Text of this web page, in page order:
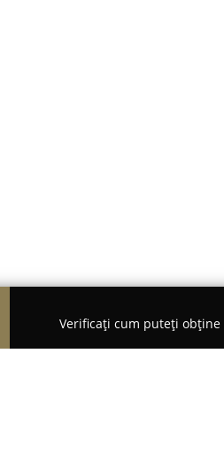
Verificați cum puteți